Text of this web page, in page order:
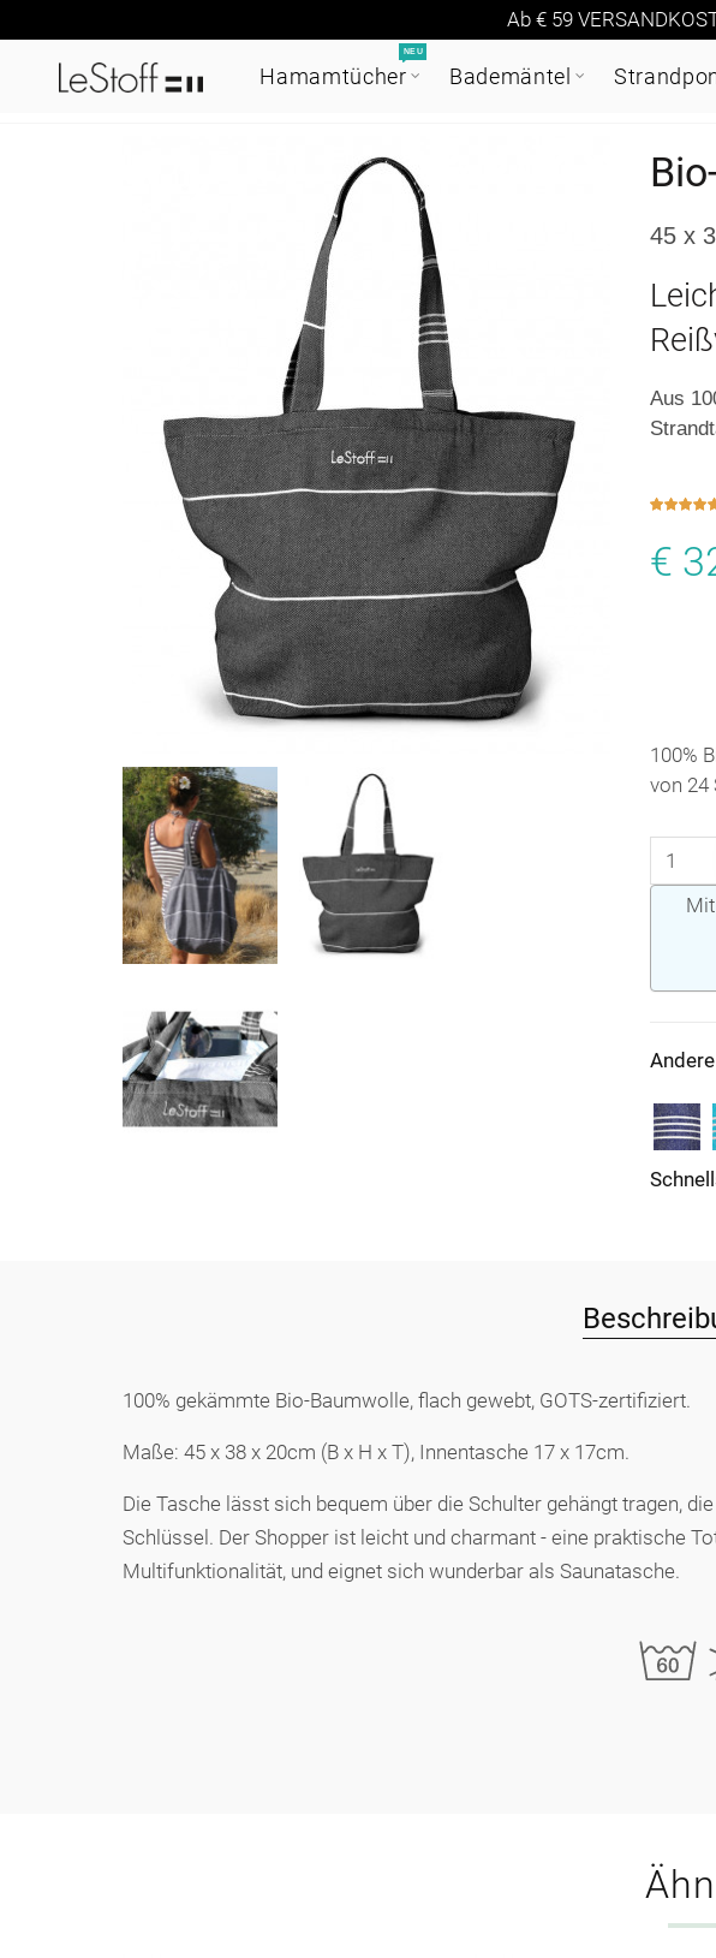
Ab € 59
Hamamtücher
NEU
Bademäntel
45 x
Aus
€
100%
von 24
100% gekämmte Bio-Baumwolle, flach gewebt, GOTS-zertifiziert.
Maße: 45 x 38 x 20cm (B x H x T), Innentasche 17 x 17cm.
Die Tasche lässt sich bequem über die Schulter gehängt tragen,
Schlüssel. Der Shopper ist leicht und charmant - eine praktische
Multifunktionalität, und eignet sich wunderbar als Saunatasche.